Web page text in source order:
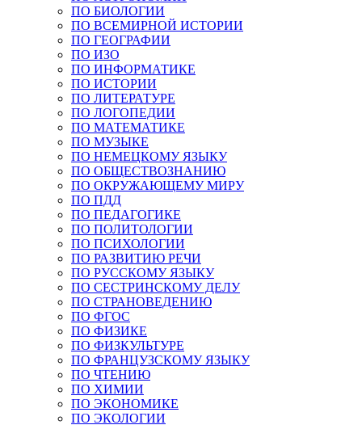
ПО БИОЛОГИИ
ПО ВСЕМИРНОЙ ИСТОРИИ
ПО ГЕОГРАФИИ
ПО ИЗО
ПО ИНФОРМАТИКЕ
ПО ИСТОРИИ
ПО ЛИТЕРАТУРЕ
ПО ЛОГОПЕДИИ
ПО МАТЕМАТИКЕ
ПО МУЗЫКЕ
ПО НЕМЕЦКОМУ ЯЗЫКУ
ПО ОБЩЕСТВОЗНАНИЮ
ПО ОКРУЖАЮЩЕМУ МИРУ
ПО ПДД
ПО ПЕДАГОГИКЕ
ПО ПОЛИТОЛОГИИ
ПО ПСИХОЛОГИИ
ПО РАЗВИТИЮ РЕЧИ
ПО РУССКОМУ ЯЗЫКУ
ПО СЕСТРИНСКОМУ ДЕЛУ
ПО СТРАНОВЕДЕНИЮ
ПО ФГОС
ПО ФИЗИКЕ
ПО ФИЗКУЛЬТУРЕ
ПО ФРАНЦУЗСКОМУ ЯЗЫКУ
ПО ЧТЕНИЮ
ПО ХИМИИ
ПО ЭКОНОМИКЕ
ПО ЭКОЛОГИИ